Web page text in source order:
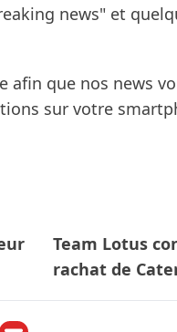
news" et
afin que nos news
sur votre
Team Lotus
rachat de